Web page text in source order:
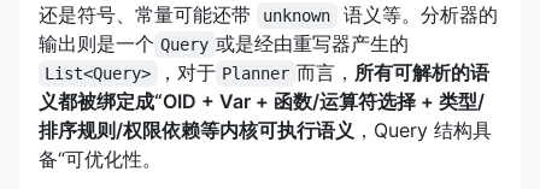
还是符号、常量可能还带
unknown
语义等。分析器的
输出则是一个 Query 或是经由重写器产生的
List<Query> ，对于 Planner 而言， 所有可解析的语
义都被绑定成“OID + Var + 函数/运算符选择 + 类型/
排序规则/权限依赖等内核可执行语义 ，Query 结构具
备“可优化性。